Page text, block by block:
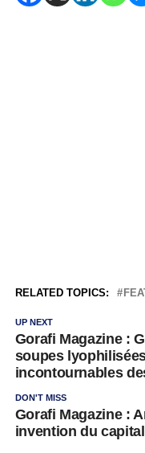
RELATED TOPICS:
UP NEXT
Gorafi Magazine :
soupes
incontournables
DON'T MISS
Gorafi Magazine :
invention du